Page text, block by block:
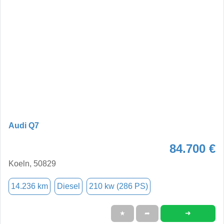
Audi Q7
84.700 €
Koeln, 50829
14.236 km Diesel 210 kw (286 PS)
★ ➦ ➜